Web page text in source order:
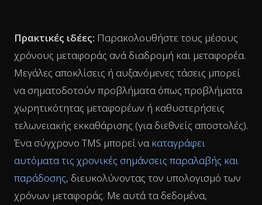
Πρακτικές ιδέες: Παρακολουθήστε τους μέσους
χρόνους μεταφοράς ανά διαδρομή και μεταφορέα.
Μεγάλες αποκλίσεις ή αυξανόμενες τάσεις μπορεί
να σηματοδοτούν προβλήματα όπως προβλήματα
χωρητικότητας μεταφορέων ή καθυστερήσεις
τελωνειακής εκκαθάρισης (για διεθνείς αποστολές).
Ένα σύγχρονο TMS μπορεί νακαταγράφει
αυτόματα τις χρονικές σημάνσεις παραλαβής και
παράδοσης, διευκολύνοντας τον υπολογισμό των
χρόνων μεταφοράς. Με αυτά τα δεδομένα,